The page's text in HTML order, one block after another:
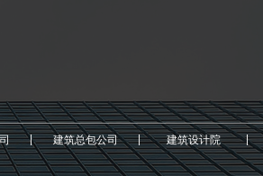
建筑总包公司 建筑设计院